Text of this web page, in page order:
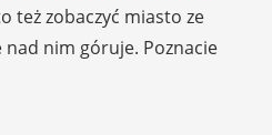
też zobaczyć miasto ze
nim góruje. Poznacie